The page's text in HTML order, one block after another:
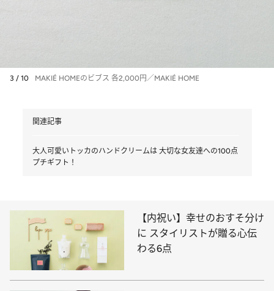
3 / 10 MAKIÉ HOMEのビブス 各2,000円／MAKIÉ HOME
関連記事
大人可愛いトッカのハンドクリームは 大切な女友達への100点
プチギフト！
【内祝い】幸せのおすそ分け
に スタイリストが贈る心伝
わる6点